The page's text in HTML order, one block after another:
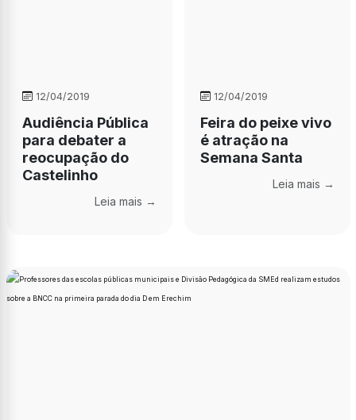
12/04/2019
Audiência Pública
para debater a
reocupação do
Castelinho
Leia mais →
12/04/2019
Feira do peixe vivo
é atração na
Semana Santa
Leia mais →